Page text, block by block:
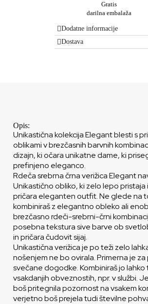
Gratis
darilna embalaža
Dodatne informacije
Dostava
Opis:
Unikastična kolekcija Elegant blesti s
oblikami v brezčasnih barvnih
dizajn, ki očara unikatne dame, ki
prefinjeno eleganco.
Rdeča srebrna črna verižica Elegant
Unikastično obliko, ki zelo lepo pristaja
pričara eleganten outfit. Ne glede na
kombiniraš z elegantno obleko ali
brezčasno rdeči-srebrni-črni
posebna tekstura sive barve ob
in pričara čudovit sijaj.
Unikastična verižica je po teži zelo
nošenjem ne bo ovirala. Primerna je
svečane dogodke. Kombiniraš jo
vsakdanjih obveznostih, npr. v službi.
boš pritegnila pozornost na vsakem
verjetno boš prejela tudi številne